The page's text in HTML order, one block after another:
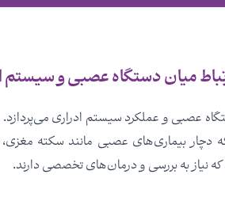
عصبی و عملکرد سیستم ادراری
که دچار بیماری‌های عصبی مانند سکته
نیاز به بررسی و درمان‌های تخصصی دارند.